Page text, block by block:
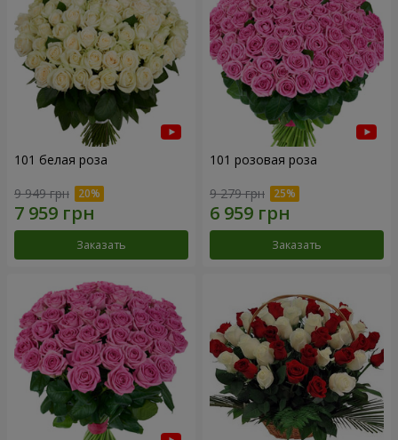
101 белая роза
9 949 грн
Заказать
101 розовая роза
9 279 грн
Заказать